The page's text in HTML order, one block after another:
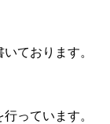
ております。
っています。